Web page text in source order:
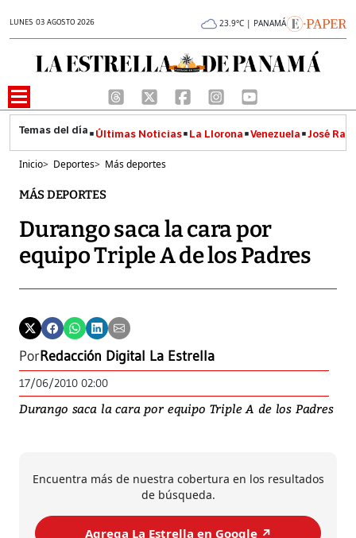
LUNES 03 AGOSTO 2026 23.9°C | PANAMÁ
Últimas Noticias La Llorona Venezuela José
Inicio> Deportes> Más deportes
MÁS DEPORTES
Durango saca la cara por
equipo Triple A de los Padres
PorRedacción Digital La Estrella
17/06/2010 02:00
Durango saca la cara por equipo Triple A de los Padres
Encuentra más de nuestra cobertura en los resultados
de búsqueda.
Agrega La Estrella en Google ↗️